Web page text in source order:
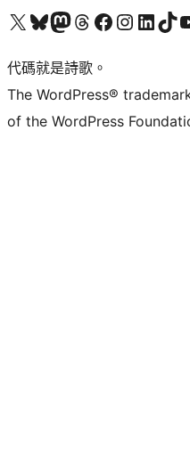
Visit our X (formerly Twitter) account
Visit our Bluesky account
Visit our Mastodon account
Visit our Threads account
訪問我們的 Facebook 專頁Visit our Instagram
Visit ourVisit our
代碼就是詩歌。
The WordPress®
of the WordPress